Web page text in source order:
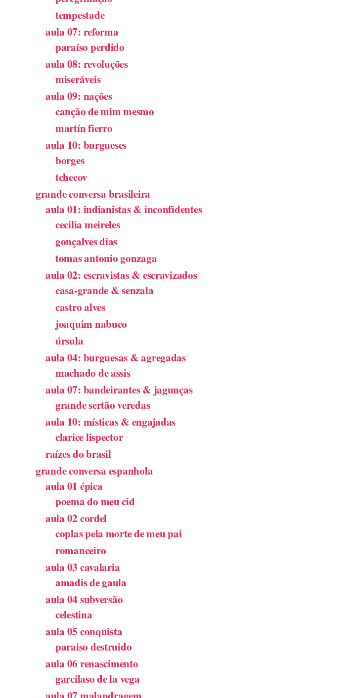
tempestade
aula 07: reforma
paraíso perdido
aula 08: revoluções
miseráveis
aula 09: nações
canção de mim mesmo
martín fierro
aula 10: burgueses
borges
tchecov
grande conversa brasileira
aula 01: indianistas & inconfidentes
cecilia meireles
gonçalves dias
tomas antonio gonzaga
aula 02: escravistas & escravizados
casa-grande & senzala
castro alves
joaquim nabuco
úrsula
aula 04: burguesas & agregadas
machado de assis
aula 07: bandeirantes & jagunças
grande sertão veredas
aula 10: místicas & engajadas
clarice lispector
raízes do brasil
grande conversa espanhola
aula 01 épica
poema do meu cid
aula 02 cordel
coplas pela morte de meu pai
romanceiro
aula 03 cavalaria
amadis de gaula
aula 04 subversão
celestina
aula 05 conquista
paraiso destruido
aula 06 renascimento
garcilaso de la vega